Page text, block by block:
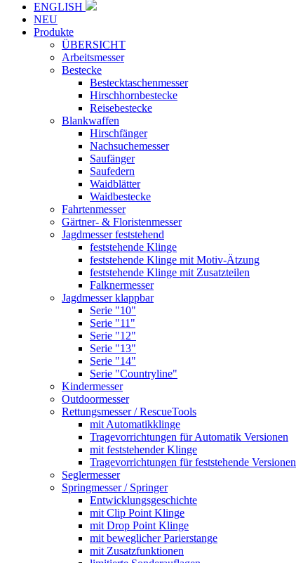
ENGLISH
NEU
Produkte
ÜBERSICHT
Arbeitsmesser
Bestecke
Bestecktaschenmesser
Hirschhornbestecke
Reisebestecke
Blankwaffen
Hirschfänger
Nachsuchemesser
Saufänger
Saufedern
Waidblätter
Waidbestecke
Fahrtenmesser
Gärtner- & Floristenmesser
Jagdmesser feststehend
feststehende Klinge
feststehende Klinge mit Motiv-Ätzung
feststehende Klinge mit Zusatzteilen
Falknermesser
Jagdmesser klappbar
Serie "10"
Serie "11"
Serie "12"
Serie "13"
Serie "14"
Serie "Countryline"
Kindermesser
Outdoormesser
Rettungsmesser / RescueTools
mit Automatikklinge
Tragevorrichtungen für Automatik Versionen
mit feststehender Klinge
Tragevorrichtungen für feststehende Versionen
Seglermesser
Springmesser / Springer
Entwicklungsgeschichte
mit Clip Point Klinge
mit Drop Point Klinge
mit beweglicher Parierstange
mit Zusatzfunktionen